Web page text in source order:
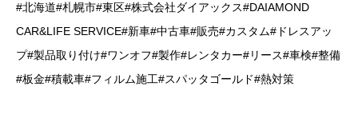
#北海道#札幌市#東区#株式会社ダイアックス#DAIAMOND
CAR&LIFE SERVICE#新車#中古車#販売#カスタム#ドレスアッ
プ#製品取り付け#ワンオフ#製作#レンタカー#リース#車検#整備
#板金#積載車#フィルム施工#スパッタゴールド#熱対策